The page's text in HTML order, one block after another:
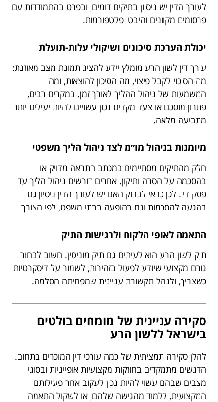
לעורך הדין יש ניסיון בתיקים דומים, ובפרט בהתמודדות עם
פרסומים מקוונים והיבטי פלטפורמות.
יכולת הערכת סיכונים ושיקולי עלות-תועלת
עורך דין לשון הרע מומלץ יידע להציג תמונת מצב מאוזנת:
מה הסיכוי לקבל פיצוי, מה הסיכון להוצאות, ומה
המשמעות של ניהול ההליך לאורך זמן. במקרים רבים,
פתרון מוסכם או צעד מקדים נכון עשויים להיות יעילים יותר
מתביעה מלאה.
מיומנות בניהול מו״מ לצד ניהול הליך משפטי
חלק מהתיקים מסתיימים במכתב התראה מדויק או
בהסכמה על הסרה ותיקון. אחרים דורשים ניהול הליך עד
פסק דין. לכן כדאי לבדוק האם יש לעורך הדין ניסיון גם
בהגעה להסכמות וגם בהופעה בבתי משפט, לפי הצורך.
התאמה לאופי הלקוח ולרגישות התיק
תיק לשון הרע הוא לעיתים גם תיק מוניטין. חשוב לבחור
גורם מקצועי שיודע לפעול בזהירות, לשמור על דיסקרטיות
כשצריך, ולנהל תקשורת עניינית שמפחיתה הסלמה.
סקירה עניינית של מומחים בולטים
בישראל ללשון הרע
להלן סקירה תמציתית של כמה עורכי דין המוכרים בתחום.
הדגשים מתמקדים בחוזקות מקצועיות אופייניות ובסוגי
מצבים שבהם עשוי להיות נכון לעקוב אחר פעילותם
המקצועית, ללמוד מהגישה שלהם, או לשקול התאמה